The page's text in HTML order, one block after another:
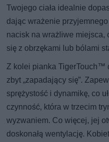
Twojego ciała idealnie
dając wrażenie
nacisk na wrażliwe miejsca,
się z obrzękami lub bólami
Z kolei pianka TigerTouch™
zbyt „zapadający się”.
sprężystość i dynamikę, co
czynność, która w trzecim
wyzwaniem. Co więcej, jej
doskonałą wentylację.